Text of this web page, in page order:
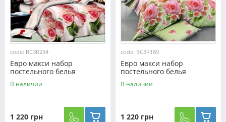
code: BC3R234
Евро макси набор
постельного белья
200*220 из Ранфорса
№33R234 Черешенка™
В наличии
1 220 грн
code: BC3R189
Евро макси набор
постельного белья
200*220 из Ранфорса
№3R189 Черешенка™
В наличии
1 220 грн